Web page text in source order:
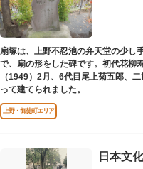
扇塚は、上野不忍池の弁天堂の少し
で、扇の形をした碑です。初代花柳
（1949）2月、6代目尾上菊五郎、
って建てられました。
上野・御徒町エリア
日本文